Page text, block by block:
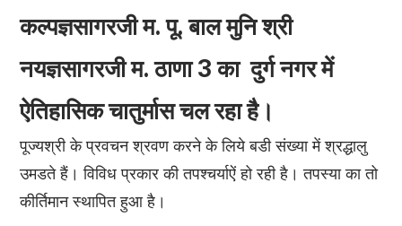
कल्पज्ञसागरजी म. पू. बाल मुनि श्री
नयज्ञसागरजी म. ठाणा 3 का दुर्ग नगर में
ऐतिहासिक चातुर्मास चल रहा है।
पूज्यश्री के प्रवचन श्रवण करने के लिये बडी संख्या में श्रद्धालु
उमडते हैं। विविध प्रकार की तपश्चर्याऐं हो रही है। तपस्या का तो
कीर्तिमान स्थापित हुआ है।